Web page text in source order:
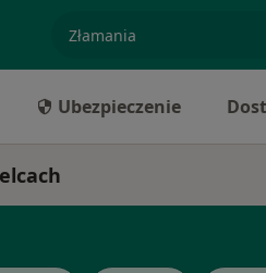
Ubezpieczenie